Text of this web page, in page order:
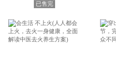
已售完